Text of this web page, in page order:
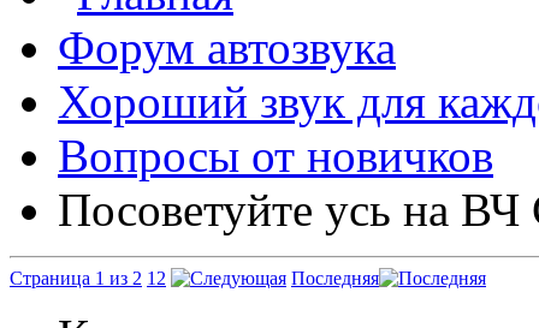
Форум автозвука
Хороший звук для
Вопросы от новичков
Посоветуйте усь на
Страница 1 из 2 1 2 Последняя